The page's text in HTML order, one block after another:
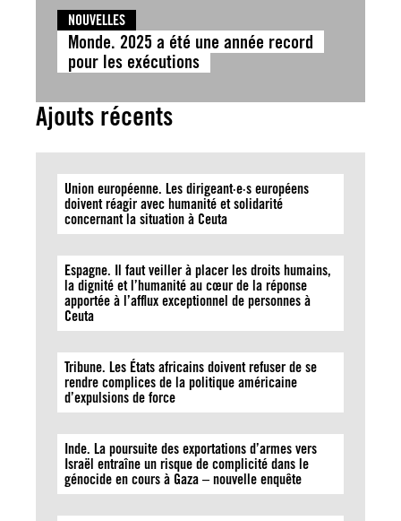
NOUVELLES
Monde. 2025 a été une année record
pour les exécutions
Ajouts récents
Union européenne. Les dirigeant·e·s européens
doivent réagir avec humanité et solidarité
concernant la situation à Ceuta
Espagne. Il faut veiller à placer les droits humains,
la dignité et l’humanité au cœur de la réponse
apportée à l’afflux exceptionnel de personnes à
Ceuta
Tribune. Les États africains doivent refuser de se
rendre complices de la politique américaine
d’expulsions de force
Inde. La poursuite des exportations d’armes vers
Israël entraîne un risque de complicité dans le
génocide en cours à Gaza – nouvelle enquête